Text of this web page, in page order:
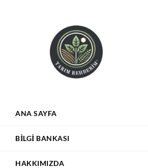
ANA SAYFA
BILGI BANKASI
HAKKIMIZDA